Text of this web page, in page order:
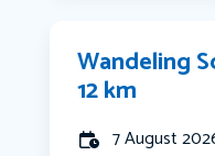
Wandeling
12 km
7 August